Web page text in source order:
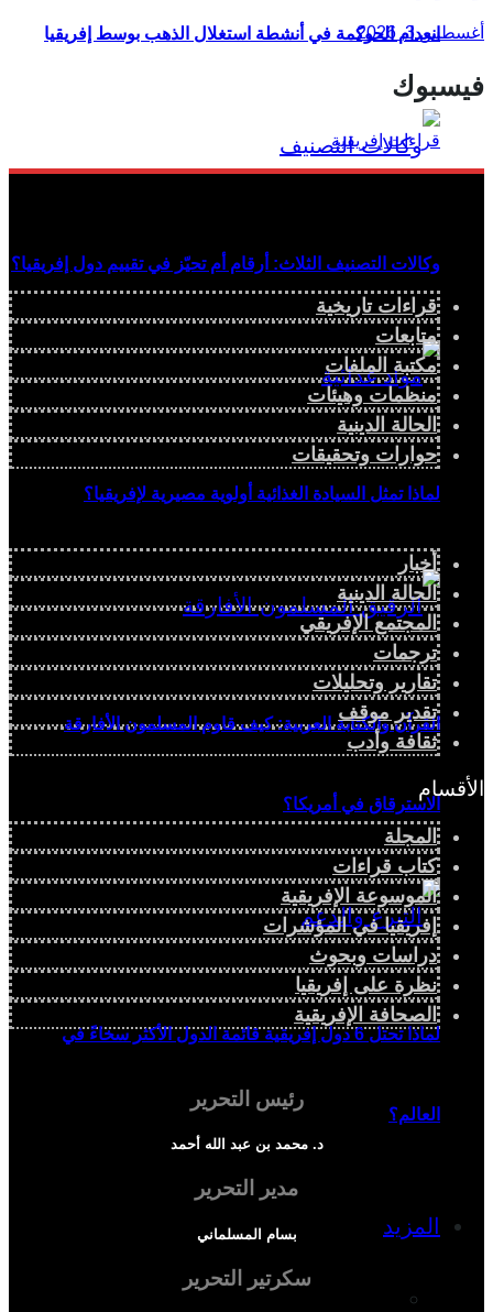
انعدام الحوكمة في أنشطة استغلال الذهب بوسط إفريقيا
وكالات التصنيف الثلاث: أرقام أم تحيّز في تقييم دول إفريقيا؟
لماذا تمثل السيادة الغذائية أولوية مصيرية لإفريقيا؟
القرآن والكتابة العربية: كيف قاوم المسلمون الأفارقة
الاسترقاق في أمريكا؟
لماذا تحتل 6 دول إفريقية قائمة الدول الأكثر سخاءً في
العالم؟
المزيد
إفريقيا في المؤشرات
أغسطس 3, 2026
فيسبوك
قراءات تاريخية
متابعات
مكتبة الملفات
منظمات وهيئات
الحالة الدينية
حوارات وتحقيقات
أخبار
الحالة الدينية
المجتمع الإفريقي
ترجمات
تقارير وتحليلات
تقدير موقف
ثقافة وأدب
الأقسام
المجلة
كتاب قراءات
الموسوعة الإفريقية
إفريقيا في المؤشرات
دراسات وبحوث
نظرة على إفريقيا
الصحافة الإفريقية
رئيس التحرير
د. محمد بن عبد الله أحمد
مدير التحرير
بسام المسلماني
سكرتير التحرير